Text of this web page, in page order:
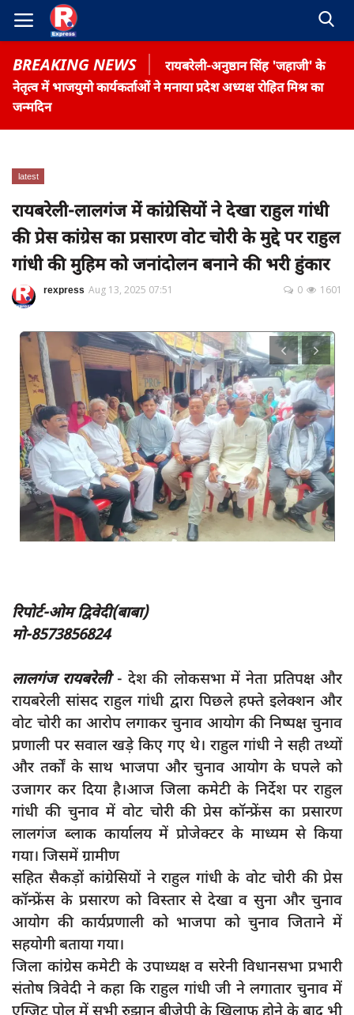
BREAKING NEWS
रायबरेली-अनुष्ठान सिंह 'जहाजी' के
नेतृत्व में भाजयुमो कार्यकर्ताओं ने मनाया प्रदेश अध्यक्ष रोहित मिश्र का
जन्मदिन
Home
Contact
Gallery
Terms & Conditions
रोजगार समाचार
Privacy Policy
App verify
समस्या
Covid-19
अपराध
राजनीति
शिक्षा
स्वास्थ्य
सामाजिक
खेल
प्रशासनिक
दुर्घटना
editors-pick
other
Login
Register
English
latest
रायबरेली-लालगंज में कांग्रेसियों ने देखा राहुल गांधी
की प्रेस कांग्रेस का प्रसारण वोट चोरी के मुद्दे पर राहुल
गांधी की मुहिम को जनांदोलन बनाने की भरी हुंकार
rexpress Aug 13, 2025 07:51 1601
0
रिपोर्ट-ओम द्विवेदी(बाबा)
मो-8573856824
लालगंज रायबरेली- देश की लोकसभा में नेता प्रतिपक्ष और
रायबरेली सांसद राहुल गांधी द्वारा पिछले हफ्ते इलेक्शन और
वोट चोरी का आरोप लगाकर चुनाव आयोग की निष्पक्ष चुनाव
प्रणाली पर सवाल खड़े किए गए थे। राहुल गांधी ने सही तथ्यों
और तर्कों के साथ भाजपा और चुनाव आयोग के घपले को
उजागर कर दिया है।आज जिला कमेटी के निर्देश पर राहुल
गांधी की चुनाव में वोट चोरी की प्रेस कॉन्फ्रेंस का प्रसारण
लालगंज ब्लाक कार्यालय में प्रोजेक्टर के माध्यम से किया
गया। जिसमें ग्रामीण
सहित सैकड़ों कांग्रेसियों ने राहुल गांधी के वोट चोरी की प्रेस
कॉन्फ्रेंस के प्रसारण को विस्तार से देखा व सुना और चुनाव
आयोग की कार्यप्रणाली को भाजपा को चुनाव जिताने में
सहयोगी बताया गया।
जिला कांग्रेस कमेटी के उपाध्यक्ष व सरेनी विधानसभा प्रभारी
संतोष त्रिवेदी ने कहा कि राहुल गांधी जी ने लगातार चुनाव में
एग्जिट पोल में सभी रुझान बीजेपी के खिलाफ होने के बाद भी